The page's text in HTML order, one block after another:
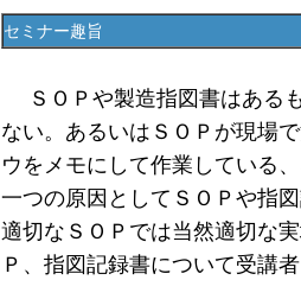
セミナー趣旨
ＳＯＰや製造指図書はある
ない。あるいはＳＯＰが現場
ウをメモにして作業している
一つの原因としてＳＯＰや指
適切なＳＯＰでは当然適切な
Ｐ、指図記録書について受講